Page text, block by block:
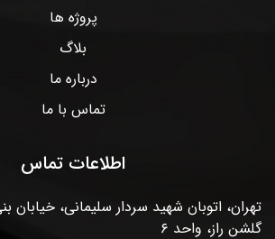
پروژه ها
بلاگ
درباره ما
تماس با ما
اطلاعات تماس
تهران، اتوبان شهید سردار سلیمانی، خیابان
گلشن راز، واحد ۶